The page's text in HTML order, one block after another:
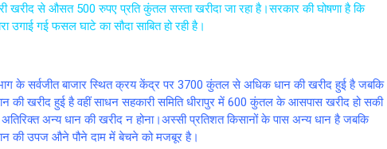
खरीद से औसत 500 रुपए प्रति कुंतल सस्ता खरीदा जा रहा है।सरकार की घोषणा है कि
उगाई गई फसल घाटे का सौदा साबित हो रही है।
के सर्वजीत बाजार स्थित क्रय केंद्र पर 3700 कुंतल से अधिक धान की खरीद हुई है जबकि
खरीद हुई है वहीं साधन सहकारी समिति धीरापुर में 600 कुंतल के आसपास खरीद हो सकी
अन्य धान की खरीद न होना।अस्सी प्रतिशत किसानों के पास अन्य धान है जबकि
की उपज औने पौने दाम में बेचने को मजबूर है।